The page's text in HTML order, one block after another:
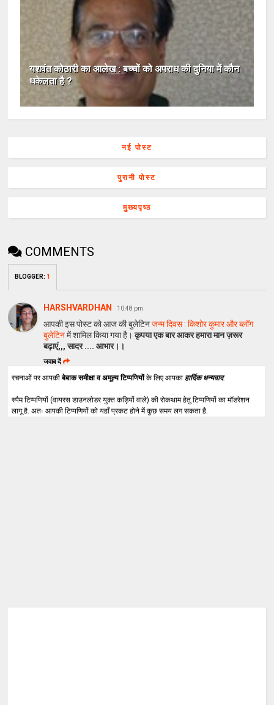
यशवंत कोठारी का आलेख : बच्‍चों को अपराध की दुनिया में कौन
धकेलता है ?
नई पोस्ट
पुरानी पोस्ट
मुख्यपृष्ठ
COMMENTS
BLOGGER: 1
HARSHVARDHAN 10:48 pm
आपकी इस पोस्ट को आज की बुलेटिनजन्म दिवस : किशोर कुमार और ब्लॉग
बुलेटिनमें शामिल किया गया है।कृपया एक बार आकर हमारा मान ज़रूर
बढ़ाएं,,, सादर .... आभार।।
जवाब दें
रचनाओं पर आपकीबेबाक समीक्षा व अमूल्य टिप्पणियोंके लिए आपका हार्दिक धन्यवाद.
स्पैम टिप्पणियों (वायरस डाउनलोडर युक्त कड़ियों वाले) की रोकथाम हेतु टिप्पणियों का मॉडरेशन
लागू है. अतः आपकी टिप्पणियों को यहाँ प्रकट होने में कुछ समय लग सकता है.